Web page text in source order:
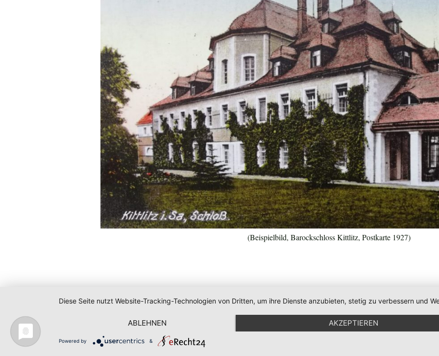
(Beispielbild, Barockschloss Kittlitz, Postkarte 1927)
Diese Seite nutzt Website-Tracking-Technologien von Dritten, um ihre Dienste anzubieten, stetig zu verbessern und
ABLEHNEN AKZEPTIEREN
Powered by &